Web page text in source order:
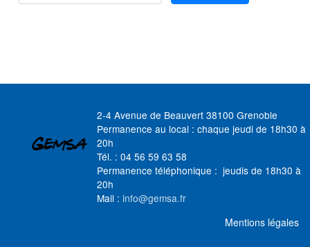
2-4 Avenue de Beauvert 38100 Grenoble
Permanence au local : chaque jeudi de 18h30 à
20h
Tél. : 04 56 59 63 58
Permanence téléphonique : jeudis de 18h30 à
20h
Mail : info@gemsa.fr
Mentions légales